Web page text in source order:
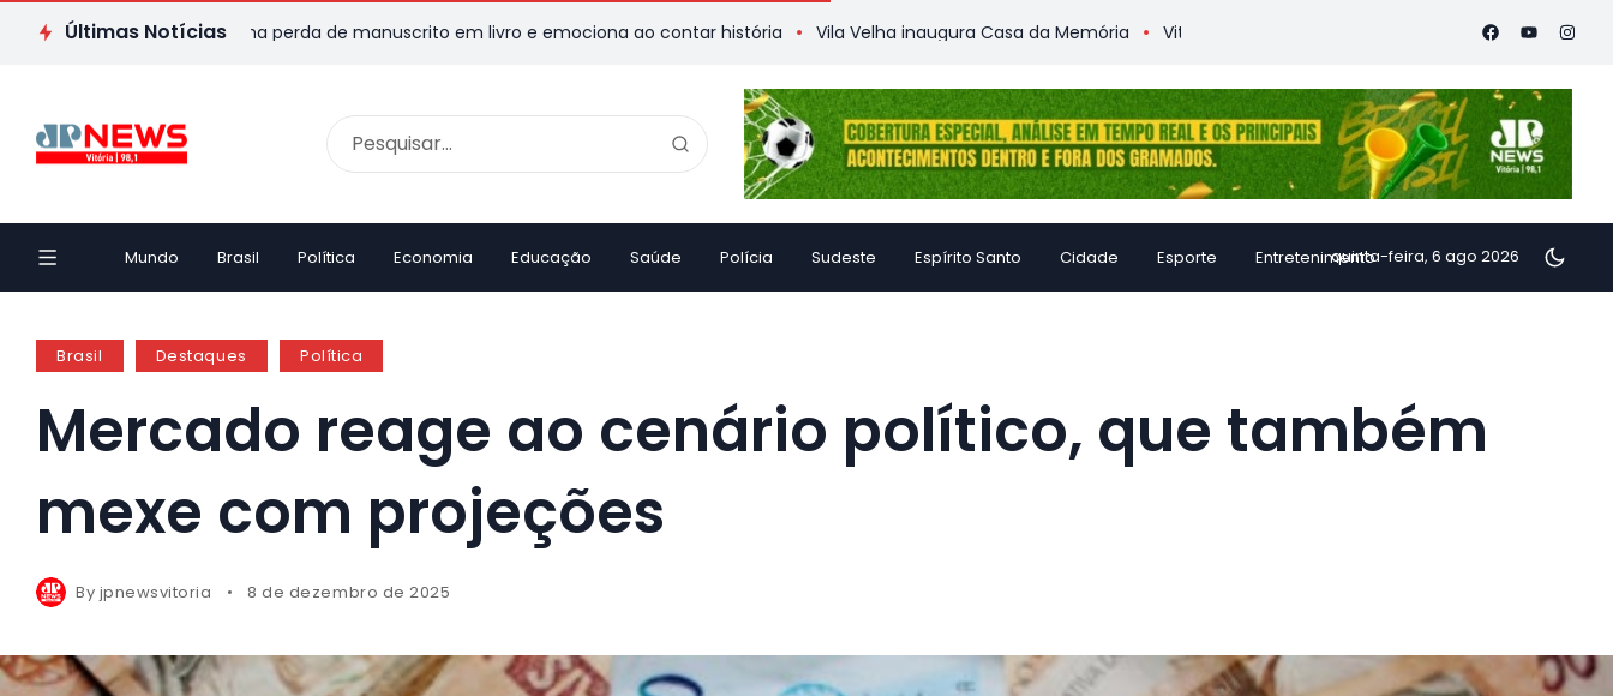
Últimas Notícias
transforma perda de manuscrito em livro e emociona ao contar história Vila Velha inaugura Casa da Memória Vitória Coffee Summit 2026 confirma especialistas internacionais
Mundo Brasil Política Economia Educação Saúde Polícia Sudeste Espírito Santo Cidade Esporte Entretenimentoquinta-feira, 6 ago 2026
Brasil Destaques Política
Mercado reage ao cenário político, que também
mexe com projeções
By jpnewsvitoria 8 de dezembro de 2025